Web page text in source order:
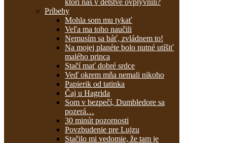
Príbehy
Mohla som mu tykať
Veľa ma toho naučili
Nemusím sa báť, zvládnem to!
Na mojej planéte bolo nutné utíšiť
malého princa
Stačí mať dobré srdce
Veď okrem mňa nemali nikoho
Papierik od tatinka
Čaj u Hagrida
Som v bezpečí, Dumbledore sa
pozerá…
30 minút pozornosti
Povzbudenie pre Lujzu
Stačilo mi vedomie, že tam je